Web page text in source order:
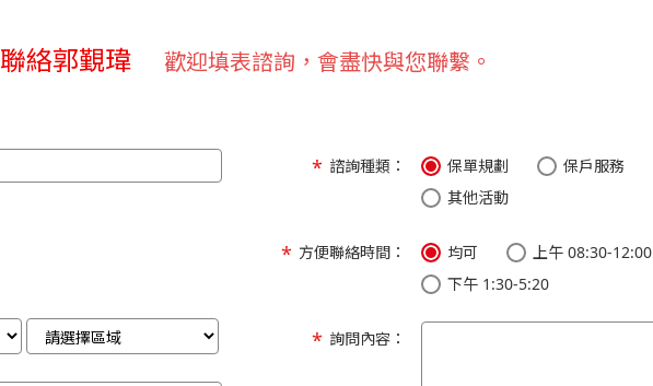
聯絡郭覲瑋 歡迎填表諮詢，會盡快與您聯繫。
諮詢種類： 保單規劃 保戶服務
其他活動
方便聯絡時間： 均可
上午 08:30-12:00
下午 1:30-5:20
詢問內容：